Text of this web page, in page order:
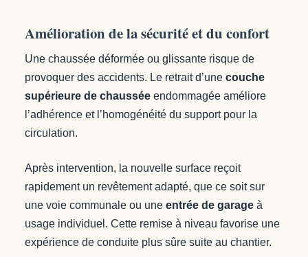
Amélioration de la sécurité et du confort
Une chaussée déformée ou glissante risque de
provoquer des accidents. Le retrait d’une couche
supérieure de chaussée endommagée améliore
l’adhérence et l’homogénéité du support pour la
circulation.
Après intervention, la nouvelle surface reçoit
rapidement un revêtement adapté, que ce soit sur
une voie communale ou une entrée de garage à
usage individuel. Cette remise à niveau favorise une
expérience de conduite plus sûre suite au chantier.